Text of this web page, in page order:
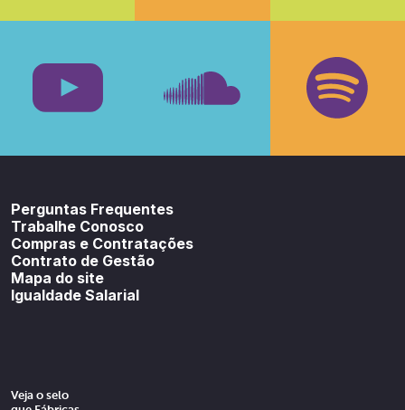
Facebook
Perguntas Frequentes
Trabalhe Conosco
Compras e Contratações
Contrato de Gestão
Mapa do site
Igualdade Salarial
Veja o selo